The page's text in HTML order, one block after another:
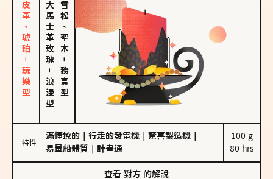
皮革、琥珀－玩樂型 大馬士革玫瑰
－
浪漫型
雪松、聖木
－
務實型
特性
滿懂撩的 行走的發電機 驚喜製造機
易暈船體質
計畫通
100 g
80 hrs
查看 對方 的解說